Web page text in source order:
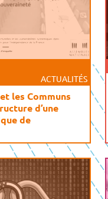
ACTUALITÉS
les Communs
d’une
de